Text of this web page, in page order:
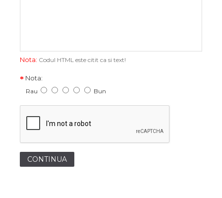
Nota: Codul HTML este citit ca si text!
Nota:
Rau Bun
CONTINUA